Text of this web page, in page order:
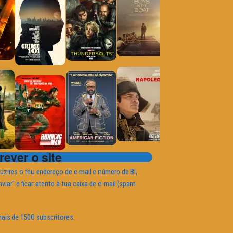
o site
o teu endereço de e-mail e número de BI,
e ficar atento à tua caixa de e-mail (spam
de 1500 subscritores.